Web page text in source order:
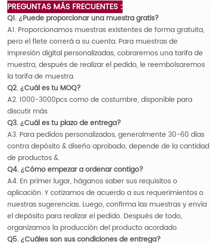
PREGUNTAS MÁS FRECUENTES :
Q1. ¿Puede proporcionar una muestra gratis?
A1. Proporcionamos muestras existentes de forma gratuita,
pero el flete correrá a su cuenta. Para muestras de
impresión digital personalizadas, cobraremos una tarifa de
muestra, después de realizar el pedido, le reembolsaremos
la tarifa de muestra.
Q2. ¿Cuál es tu MOQ?
A2. 1000-3000pcs como de costumbre, disponible para
discutir más
Q3. ¿Cuál es tu plazo de entrega?
A3. Para pedidos personalizados, generalmente 30-60 días
contra depósito & diseño aprobado, depende de la cantidad
de productos &.
Q4. ¿Cómo empezar a ordenar contigo?
A4. En primer lugar, háganos saber sus requisitos o
aplicación. Y cotizamos de acuerdo a sus requerimientos o
nuestras sugerencias. Luego, confirma las muestras y envía
el depósito para realizar el pedido. Después de todo,
organizamos la producción del producto acordado.
Q5. ¿Cuáles son sus condiciones de entrega?